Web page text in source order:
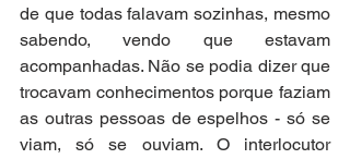
de que todas falavam sozinhas, mesmo
sabendo, vendo que estavam
acompanhadas. Não se podia dizer que
trocavam conhecimentos porque faziam
as outras pessoas de espelhos - só se
viam, só se ouviam. O interlocutor